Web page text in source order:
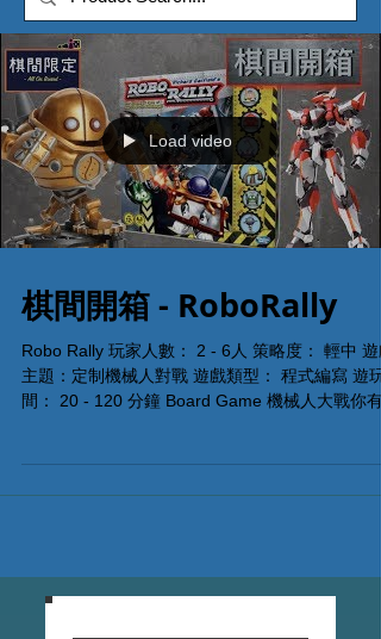
Load video
棋間開箱 - RoboRally
Robo Rally 玩家人數： 2 - 6人 策略度： 輕中 遊
主題：定制機械人對戰 遊戲類型： 程式編寫 遊玩
間： 20 - 120 分鐘 Board Game 機械人大戰你有